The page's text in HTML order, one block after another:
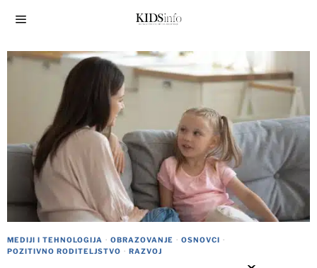
MEDIJI I TEHNOLOGIJA · OBRAZOVANJE · OSNOVCI ·
POZITIVNO RODITELJSTVO · RAZVOJ